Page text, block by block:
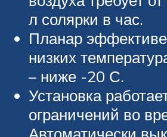
л солярки в час.
Планар
низких
– ниже -20 С.
Установка
ограничений во